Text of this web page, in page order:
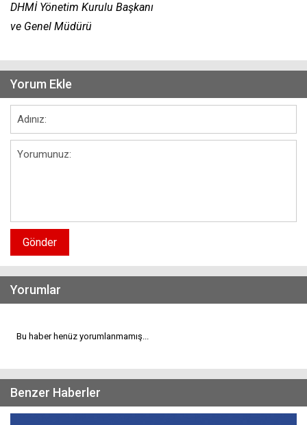
DHMİ Yönetim Kurulu Başkanı
ve Genel Müdürü
Yorum Ekle
Gönder
Yorumlar
Bu haber henüz yorumlanmamış...
Benzer Haberler